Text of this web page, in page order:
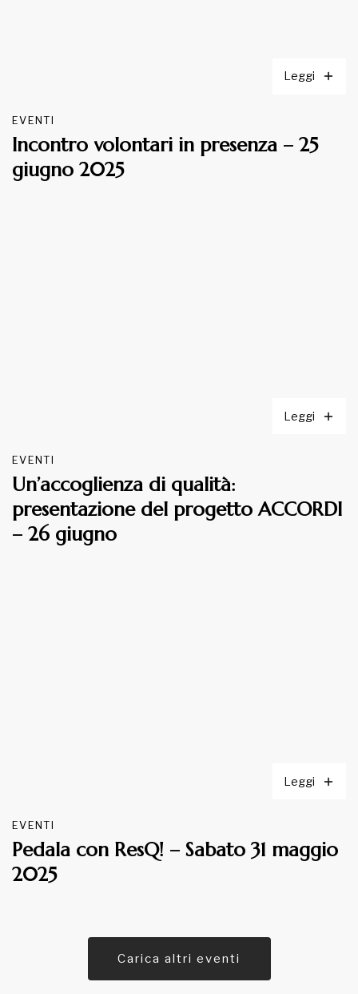
Leggi
EVENTI
Incontro volontari in presenza – 25
giugno 2025
Leggi
EVENTI
Un’accoglienza di qualità:
presentazione del progetto ACCORDI
– 26 giugno
Leggi
EVENTI
Pedala con ResQ! – Sabato 31 maggio
2025
Carica altri eventi